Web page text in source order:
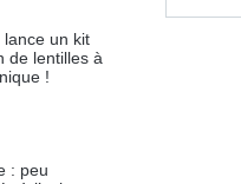
lance un kit
de lentilles à
!
: peu